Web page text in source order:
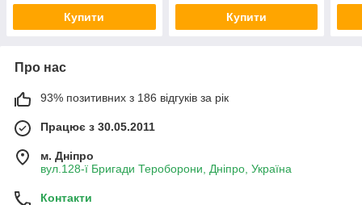
Купити Купити
Про нас
93% позитивних з 186 відгуків за рік
Працює з 30.05.2011
м. Дніпро
вул.128-ї Бригади Тероборони, Дніпро, Україна
Контакти